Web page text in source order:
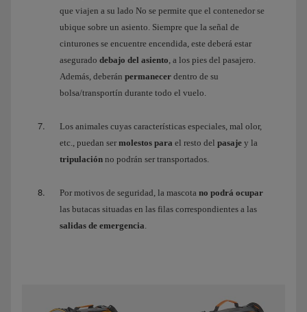
que viajen a su lado No se permite que el contenedor se
ubique sobre un asiento. Siempre que la señal de
cinturones se encuentre encendida, este deberá estar
asegurado debajo del asiento , a los pies del pasajero.
Además, deberán permanecer dentro de su
bolsa/transportín durante todo el vuelo.
Los animales cuyas características especiales, mal olor,
etc., puedan ser molestos para el resto del pasaje y la
tripulación no podrán ser transportados.
Por motivos de seguridad, la mascota no podrá ocupar
las butacas situadas en las filas correspondientes a las
salidas de emergencia